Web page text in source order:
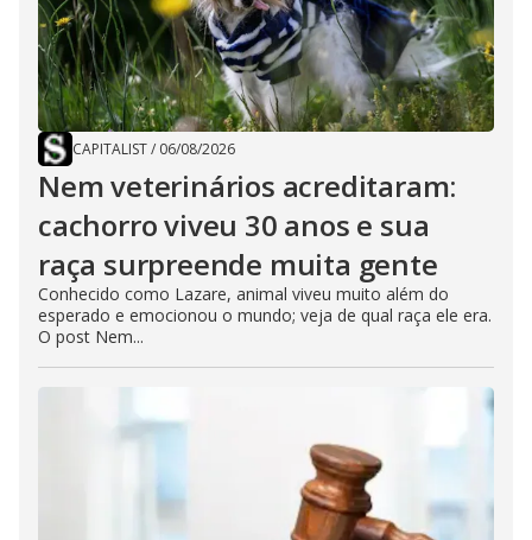
CAPITALIST/ 06/08/2026
Nem veterinários acreditaram:
cachorro viveu 30 anos e sua
raça surpreende muita gente
Conhecido como Lazare, animal viveu muito além do
esperado e emocionou o mundo; veja de qual raça ele era.
O post Nem...